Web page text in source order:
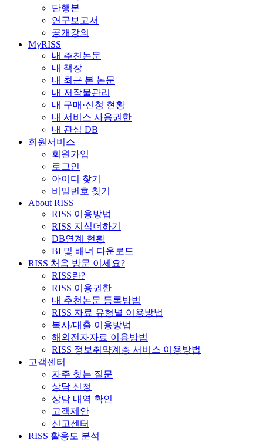
단행본
연구보고서
공개강의
MyRISS
내 추천논문
내 책장
내 최근 본 논문
내 저작물관리
내 구매·신청 현황
내 서비스 사용권한
내 관심 DB
회원서비스
회원가입
로그인
아이디 찾기
비밀번호 찾기
About RISS
RISS 이용방법
RISS 지식더하기
DB연계 현황
BI 및 배너 다운로드
RISS 처음 방문 이세요?
RISS란?
RISS 이용권한
내 추천논문 등록방법
RISS 자료 유형별 이용방법
복사/대출 이용방법
해외전자자료 이용방법
RISS 정보취약계층 서비스 이용방법
고객센터
자주 찾는 질문
상담 신청
상담 내역 확인
고객제안
신고센터
RISS 활용도 분석